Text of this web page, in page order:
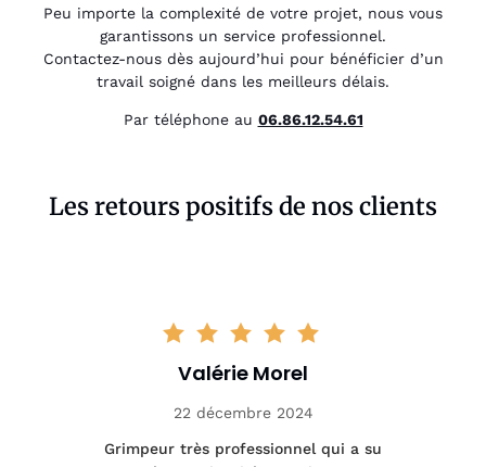
Peu importe la complexité de votre projet, nous vous
garantissons un service professionnel.
Contactez-nous dès aujourd’hui pour bénéficier d’un
travail soigné dans les meilleurs délais.
Par téléphone au 06.86.12.54.61
Les retours positifs de nos clients
Mathieu Durand
5 janvier 2025
Intervention pour une taille sanitaire